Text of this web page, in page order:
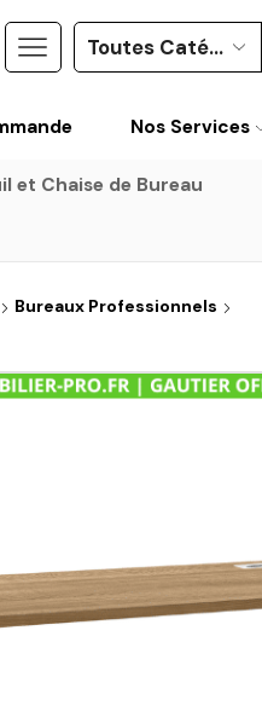
Nos Services
et Chaise de Bureau
Bureaux Professionnels